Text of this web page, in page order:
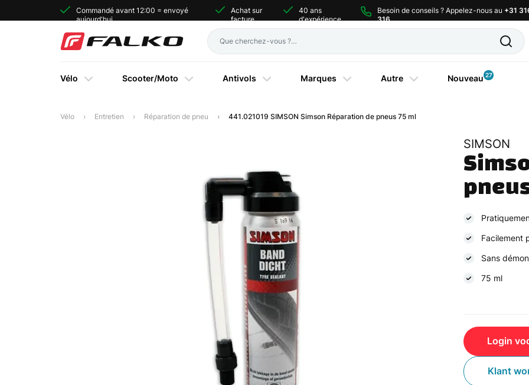
Commandé avant 12:00 = envoyé
aujourd'hui
Achat sur
facture
40 ans
d'expérience
Besoin de conseils ? Appelez-nous au +31
316
Vélo Scooter/Moto Antivols Marques Autre Nouveau 27
Vélo Entretien Réparation de pneu 441.021019 SIMSON Simson Réparation de pneus 75 ml
SIMSON
Facilement
Sans
75 ml
Login
Klant